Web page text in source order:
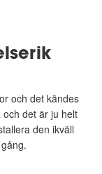
och det kändes
det är ju helt
den ikväll